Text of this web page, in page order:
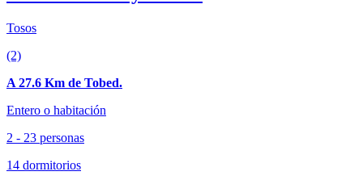
Tosos
(2)
A 27.6 Km de Tobed.
Entero o habitación
2 - 23 personas
14 dormitorios